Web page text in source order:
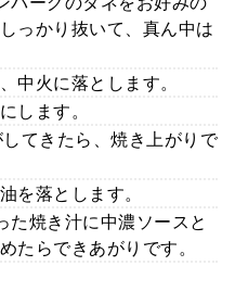
っかり抜いて、真ん中は
中火に落とします。
します。
てきたら、焼き上がりで
を落とします。
た焼き汁に中濃ソースと
たらできあがりです。